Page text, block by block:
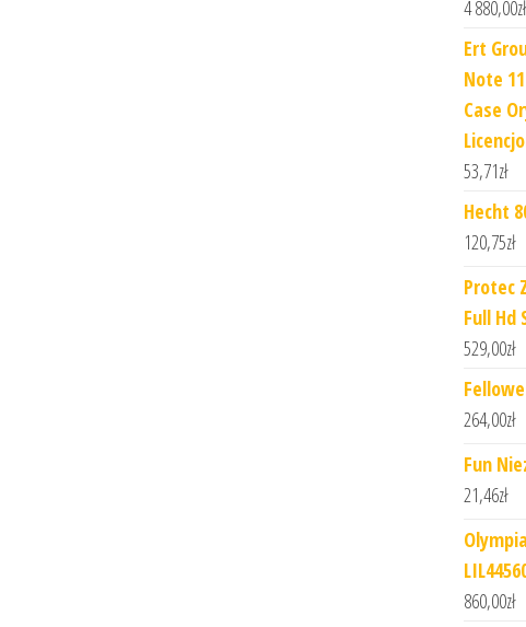
4 880,00zł
Ert
Note
Case
53,71zł
Hecht
120,75zł
Protec
Full Hd
529,00zł
264,00zł
Fun
21,46zł
860,00zł